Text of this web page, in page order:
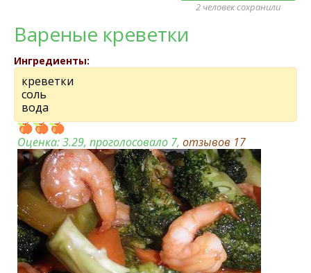
2 человек сохранили
Вареные креветки
Ингредиенты:
креветки
соль
вода
Оценка:3.29, проголосовало 7, отзывов 17